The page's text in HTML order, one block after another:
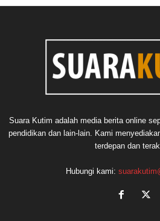
Suara Kutim adalah media berita online
pendidikan dan lain-lain. Kami
terdepan dan
Hubungi kami: